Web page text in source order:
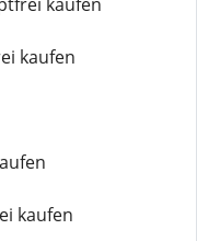
kaufen
kaufen